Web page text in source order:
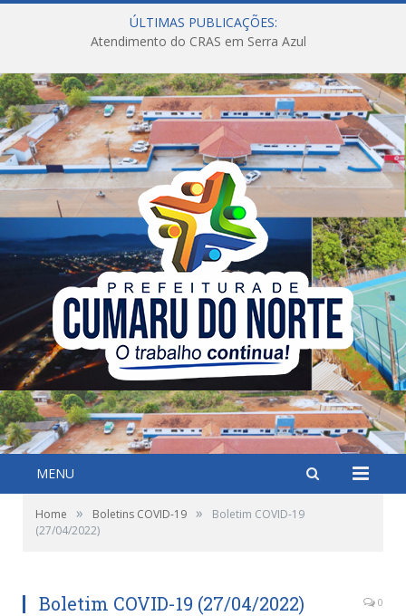
ÚLTIMAS PUBLICAÇÕES:
Atendimento do CRAS em Serra Azul
MENU
Home » Boletins COVID-19 »
Boletim COVID-19
(27/04/2022)
Boletim COVID-19 (27/04/2022) 0